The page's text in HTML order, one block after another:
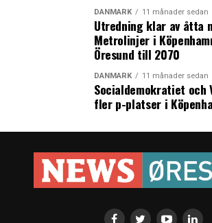
DANMARK 11 månader sedan
Utredning klar av åtta
Metrolinjer i
Öresund till 2070
DANMARK 11 månader sedan
Socialdemokratiet och
fler p-platser i